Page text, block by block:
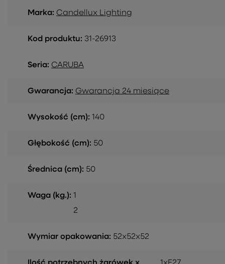
Marka: Candellux Lighting
Kod produktu: 31-26913
Seria: CARUBA
Gwarancja: Gwarancja 24 miesiące
Wysokość (cm): 140
Głębokość (cm): 50
Średnica (cm): 50
Waga (kg.): 1
2
Wymiar opakowania: 52x52x52